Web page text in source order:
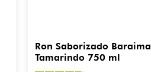
Ron Saborizado Baraima
Tamarindo 750 ml